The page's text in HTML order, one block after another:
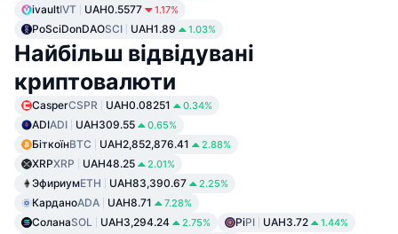
ivaultIVT UAH0.5577 1.17%
PoSciDonDAOSCI UAH1.89 1.03%
Найбільш відвідувані
криптовалюти
CasperCSPR UAH0.08251 0.34%
ADIADI UAH309.55 0.65%
БіткоїнBTC UAH2,852,876.41 2.88%
XRPXRP UAH48.25 2.01%
ЭфириумETH UAH83,390.67 2.25%
КарданоADA UAH8.71 7.28%
СоланаSOL UAH3,294.24 2.75% PiPI UAH3.72 1.44%